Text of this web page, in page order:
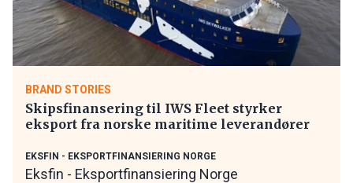
BRAND STORIES
Skipsfinansering til IWS Fleet styrker
eksport fra norske maritime leverandører
EKSFIN - EKSPORTFINANSIERING NORGE
Eksfin - Eksportfinansiering Norge